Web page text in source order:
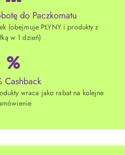
do Paczkomatu
(obejmuje PŁYNY i produkty z
w 1 dzień)
Cashback
wraca jako rabat na kolejne